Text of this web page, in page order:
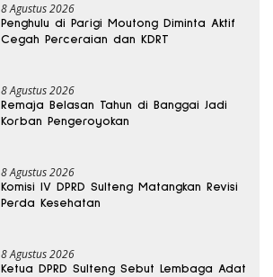
8 Agustus 2026
Penghulu di Parigi Moutong Diminta Aktif
Cegah Perceraian dan KDRT
8 Agustus 2026
Remaja Belasan Tahun di Banggai Jadi
Korban Pengeroyokan
8 Agustus 2026
Komisi IV DPRD Sulteng Matangkan Revisi
Perda Kesehatan
8 Agustus 2026
Ketua DPRD Sulteng Sebut Lembaga Adat